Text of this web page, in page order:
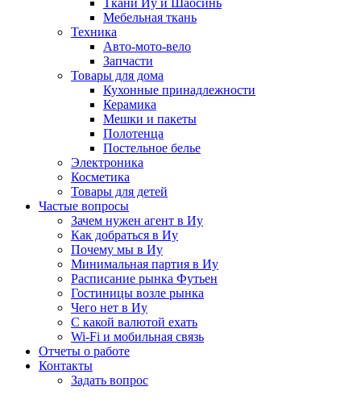
Мебельная ткань
Техника
Авто-мото-вело
Запчасти
Товары для дома
Кухонные принадлежности
Керамика
Мешки и пакеты
Полотенца
Постельное белье
Электроника
Косметика
Товары для детей
Частые вопросы
Зачем нужен агент в Иу
Как добраться в Иу
Почему мы в Иу
Минимальная партия в Иу
Расписание рынка Футьен
Гостиницы возле рынка
Чего нет в Иу
С какой валютой ехать
Wi-Fi и мобильная связь
Отчеты о работе
Контакты
Задать вопрос